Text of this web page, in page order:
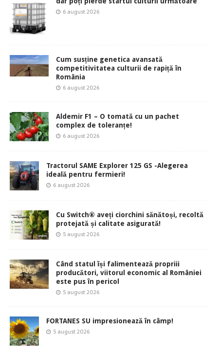
6 august 2026
Cum susține genetica avansată
competitivitatea culturii de rapiță în
România
6 august 2026
Aldemir F1 – O tomată cu un pachet
complex de toleranțe!
6 august 2026
Tractorul SAME Explorer 125 GS -Alegerea
ideală pentru fermieri!
6 august 2026
Cu Switch® aveți ciorchini sănătoși, recoltă
protejată și calitate asigurată!
5 august 2026
Când statul își falimentează propriii
producători, viitorul economic al României
este pus în pericol
5 august 2026
FORTANES SU impresionează în câmp!
5 august 2026